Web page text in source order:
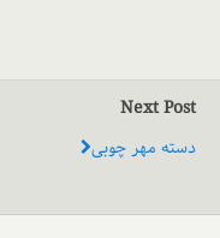
Next Post
دسته مهر چوبی